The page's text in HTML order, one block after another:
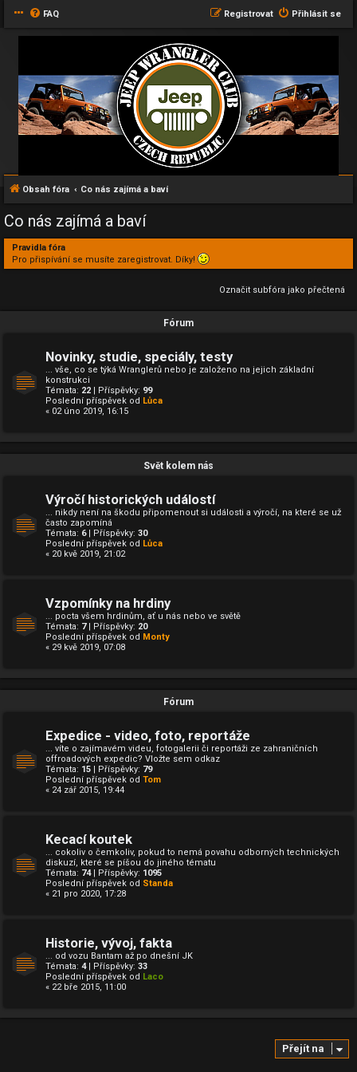
FAQ Přihlásit se
Registrovat
Obsah fóra Co nás zajímá a baví
Co nás zajímá a baví
Pravidla fóra
Pro přispívání se musíte zaregistrovat. Díky!
Označit subfóra jako přečtená
Fórum
Novinky, studie, speciály, testy
... vše, co se týká Wranglerů nebo je založeno na jejich základní
konstrukci
Témata: 22 | Příspěvky: 99
Poslední příspěvek od Lůca
« 02 úno 2019, 16:15
Svět kolem nás
Výročí historických událostí
... nikdy není na škodu připomenout si události a výročí, na které se už
často zapomíná
Témata: 6| Příspěvky: 30
Poslední příspěvek od Lůca
« 20 kvě 2019, 21:02
Vzpomínky na hrdiny
... pocta všem hrdinům, ať u nás nebo ve světě
Témata: 7| Příspěvky: 20
Poslední příspěvek od Monty
« 29 kvě 2019, 07:08
Fórum
Expedice - video, foto, reportáže
... víte o zajímavém videu, fotogalerii či reportáži ze zahraničních
offroadových expedic? Vložte sem odkaz
Témata: 15 | Příspěvky: 79
Poslední příspěvek od Tom
« 24 zář 2015, 19:44
Kecací koutek
... cokoliv o čemkoliv, pokud to nemá povahu odborných technických
diskuzí, které se píšou do jiného tématu
Témata: 74| Příspěvky: 1095
Poslední příspěvek od Standa
« 21 pro 2020, 17:28
Historie, vývoj, fakta
... od vozu Bantam až po dnešní JK
Témata: 4| Příspěvky: 33
Poslední příspěvek od Laco
« 22 bře 2015, 11:00
Přejít na